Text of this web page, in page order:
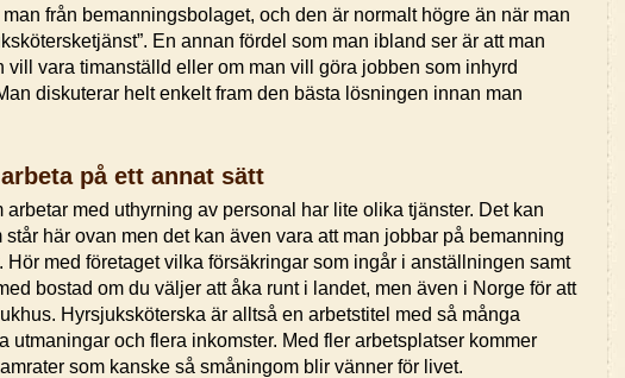
man från bemanningsbolaget, och den är normalt högre än när man
En annan fördel som man ibland ser är att man
vill vara timanställd eller om man vill göra jobben som inhyrd
diskuterar helt enkelt fram den bästa lösningen innan man
på ett annat sätt
arbetar med uthyrning av personal har lite olika tjänster. Det kan
står här ovan men det kan även vara att man jobbar på bemanning
Hör med företaget vilka försäkringar som ingår i anställningen samt
bostad om du väljer att åka runt i landet, men även i Norge för att
Hyrsjuksköterska är alltså en arbetstitel med så många
utmaningar och flera inkomster. Med fler arbetsplatser kommer
som kanske så småningom blir vänner för livet.